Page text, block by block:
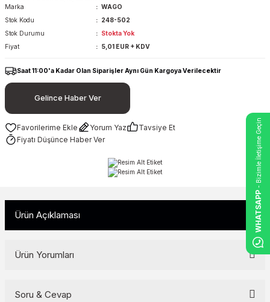
Marka
WAGO
Stok Kodu
248-502
Stok Durumu
Stokta Yok
Fiyat
5,01 EUR + KDV
Saat 11:00'a Kadar Olan Siparişler Aynı Gün Kargoya Verilecektir
Gelince Haber Ver
Yorum Yaz
Tavsiye Et
Fiyatı Düşünce Haber Ver
Ürün Açıklaması
Ürün Yorumları
Soru & Cevap
WHATSAPP
- Bizimle İletişime Geçin